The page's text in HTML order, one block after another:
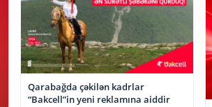
Qarabağda çəkilən kadrlar
“Bakcell”in yeni reklamına aiddir